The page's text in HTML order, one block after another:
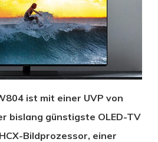
ist mit einer UVP von
bislang günstigste OLED-TV
Bildprozessor, einer